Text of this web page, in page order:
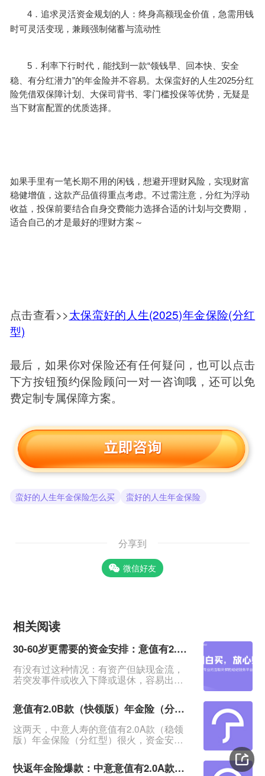
4． 追求灵活资金规划的人：终身高额现金价值，急需用钱
时可灵活变现，兼顾强制储蓄与流动性
5． 利率下行时代，能找到一款“领钱早、回本快、安全
稳、有分红潜力”的年金险并不容易。太保蛮好的人生2025分红
险凭借双保障计划、大保司背书、零门槛投保等优势，无疑是
当下财富配置的优质选择。
如果手里有一笔长期不用的闲钱，想避开理财风险，实现财富
稳健增值，这款产品值得重点考虑。不过需注意，分红为浮动
收益，投保前要结合自身交费能力选择合适的计划与交费期，
适合自己的才是最好的理财方案～
点击查看>>太保蛮好的人生(2025)年金保险(分红
型)
最后，如果你对保险还有任何疑问，也可以点击
下方按钮预约保险顾问一对一咨询哦，还可以免
费定制专属保障方案。
蛮好的人生年金保险怎么买 蛮好的人生年金保险
分享到
微信好友
相关阅读
30-60岁更需要的资金安排：意值有2.0B款（快领版）分红年金险
有没有过这种情况：有资产但缺现金流，
若突发事件或收入下降或退休，容易出现
活。&nbsp;一笔安全的、能提供持续现金
流、在急需用钱时又能无损失拿回的资
金，在这时候就显得特别重要。&nbsp;中
意意值有2.0B款（快领版）年金保险（分
红型）：回血快、返钱快、资金安全，提
更需要的资金规划。&n
意值有2.0B款（快领版）年金险（分红型）相比A款有哪些优势？
这两天，中意人寿的意值有2.0A款（稳领
版）年金保险（分红型）很火，资金安
个系列还有个B款（快领版）：这款有哪些
保障？与A款有哪些区别？今日就来测一测
快返年金险爆款：中意意值有2.0A款年金保险（分红型）来了